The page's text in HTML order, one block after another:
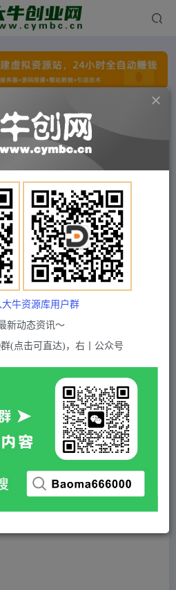
每日收入300+
文字广告火爆招租
文字广告火爆招租
文字广告火爆招租
课第24期，8*15数模广告
策
5 积分
超级会员(永久VIP) 免费
站长QQ：1970819299
牛资源库用户群
新动态资讯～
(点击可直达)，右丨公众号